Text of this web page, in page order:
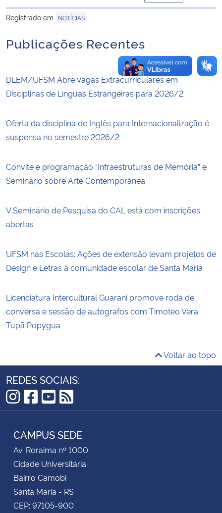
para área de
Registrado em
NOTÍCIAS
Publicações Recentes
DLEM/UFSM Abre Vagas Extracurriculares em
Disciplinas de Línguas Estrangeiras para 2026/2
Oferta da disciplina de Inglês para Internacionalização é
suspensa no semestre 2026/2
Convite e programação “Infraestruturas de Memória” e
Seminário sobre Arte Contemporânea
V Seminário de Pesquisa do CAL está com inscrições
abertas
UFSM nas Escolas: Ações de extensão levam projetos de
Design e Letras à comunidade escolar de Santa Maria
Licenciatura Intercultural Guarani promove roda de
conversa e sessão de autógrafos com Timoteo Vera
Tupã Popygua
Voltar ao topo
REDES SOCIAIS:
Instagram
Facebook
YouTube
RSS
CAMPUS SEDE
Av. Roraima nº 1000
Cidade Universitária
Bairro Camobi
Santa Maria - RS
CEP: 97105-900